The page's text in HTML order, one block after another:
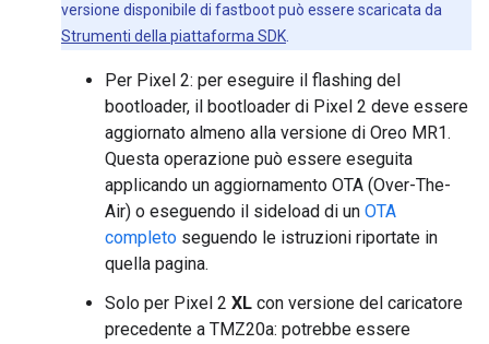
versione disponibile di fastboot può essere scaricata da
Strumenti della piattaforma SDK
Per Pixel 2: per eseguire il flashing del
bootloader, il bootloader di Pixel 2 deve essere
aggiornato almeno alla versione di Oreo MR1.
Questa operazione può essere eseguita
applicando un aggiornamento OTA (Over-The-
Air) o eseguendo il sideload di un OTA
completo seguendo le istruzioni riportate in
quella pagina.
Solo per Pixel 2 XL con versione del caricatore
precedente a TMZ20a: potrebbe essere